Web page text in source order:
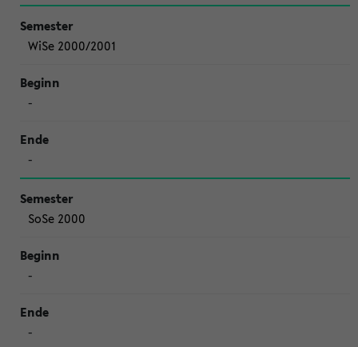
WiSe 2000/2001
-
-
SoSe 2000
-
-